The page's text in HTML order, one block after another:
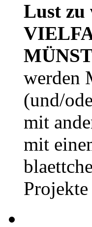
Lust zu
werden
(und/
mit
mit